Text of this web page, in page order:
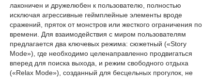
лаконичен и дружелюбен к пользователю, полностью
исключая агрессивные геймплейные элементы вроде
сражений, пряток от монстров или жесткого ограничения по
времени. Для взаимодействия с миром пользователям
предлагается два ключевых режима: сюжетный («Story
Mode»), где необходимо целенаправленно продвигаться
вперед для поиска выхода, и режим свободного отдыха
(«Relax Mode»), созданный для бесцельных прогулок, не